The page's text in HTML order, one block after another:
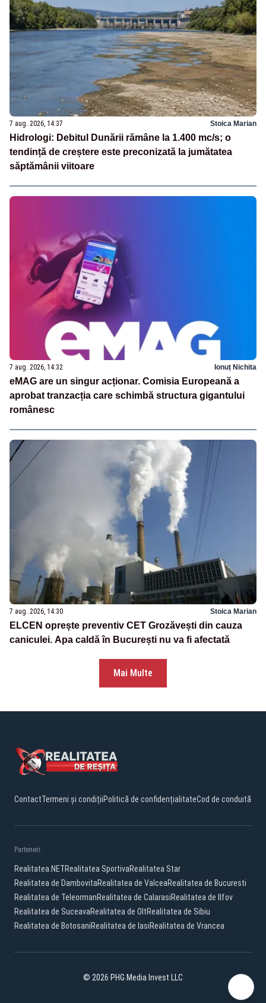
7 aug. 2026, 14:37 Stoica Marian
Hidrologi: Debitul Dunării rămâne la 1.400 mc/s; o
tendință de creștere este preconizată la jumătatea
săptămânii viitoare
7 aug. 2026, 14:32 Ionuț Nichita
eMAG are un singur acționar. Comisia Europeană a
aprobat tranzacția care schimbă structura gigantului
românesc
7 aug. 2026, 14:30 Stoica Marian
ELCEN oprește preventiv CET Grozăvești din cauza
caniculei. Apa caldă în București nu va fi afectată
Mai Multe
ContactTermeni și condițiiPolitică de confidențialitateCod de conduită
Parteneri:
Realitatea.NETRealitatea SportivaRealitatea Star
Realitatea de DambovitaRealitatea de ValceaRealitatea de Bucuresti
Realitatea de TeleormanRealitatea de CalarasiRealitatea de Ilfov
Realitatea de SuceavaRealitatea de OltRealitatea de Sibiu
Realitatea de BotosaniRealitatea de IasiRealitatea de Vrancea
© 2026 PHG Media Invest LLC